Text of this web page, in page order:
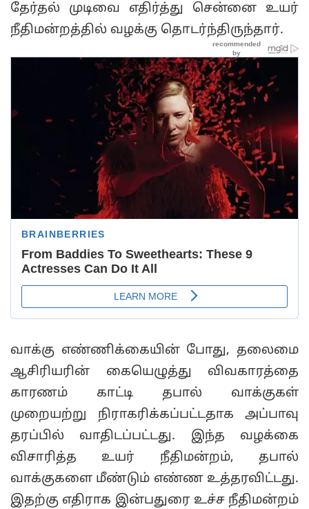
தேர்தல் முடிவை எதிர்த்து சென்னை உயர்
நீதிமன்றத்தில் வழக்கு தொடர்ந்திருந்தார்.
வாக்கு எண்ணிக்கையின் போது, தலைமை
ஆசிரியரின் கையெழுத்து விவகாரத்தை
காரணம் காட்டி தபால் வாக்குகள்
முறையற்று நிராகரிக்கப்பட்டதாக அப்பாவு
தரப்பில் வாதிடப்பட்டது. இந்த வழக்கை
விசாரித்த உயர் நீதிமன்றம், தபால்
வாக்குகளை மீண்டும் எண்ண உத்தரவிட்டது.
இதற்கு எதிராக இன்பதுரை உச்ச நீதிமன்றம்